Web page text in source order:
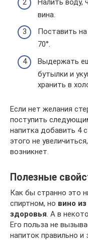
Налить воду,
вина.
Поставить
70°.
Выдержать
бутылки и
хранить в
Если нет желания
поступить
напитка добавить 4
этого не
возникнет.
Полезные
Как бы странно это
спиртном, но вино
здоровья. А в
Его польза не
напиток правильно и